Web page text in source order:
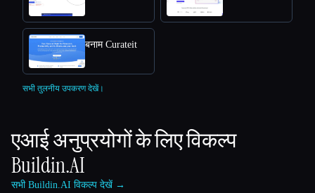
बनाम Curateit
सभी तुलनीय उपकरण देखें।
एआई अनुप्रयोगों के लिए विकल्प
Buildin.AI
सभी Buildin.AI विकल्प देखें →